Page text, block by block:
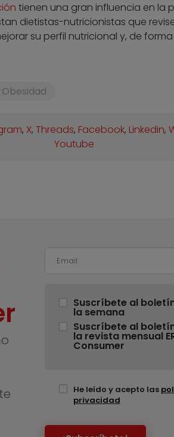
tienen una gran influencia en la
dietistas-nutricionistas que
su perfil nutricional y, de
Obesidad
, X,Threads, Facebook, Linkedin,
Youtube
Suscríbete al
la semana
Suscríbete al
la revista mensual
Consumer
He leído y acepto las
privacidad